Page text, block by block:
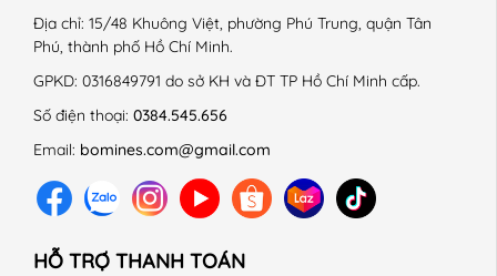
Địa chỉ: 15/48 Khuông Việt, phường Phú Trung, quận Tân
Phú, thành phố Hồ Chí Minh.
GPKD: 0316849791 do sở KH và ĐT TP Hồ Chí Minh cấp.
Số điện thoại: 0384.545.656
Email: bomines.com@gmail.com
HỖ TRỢ THANH TOÁN